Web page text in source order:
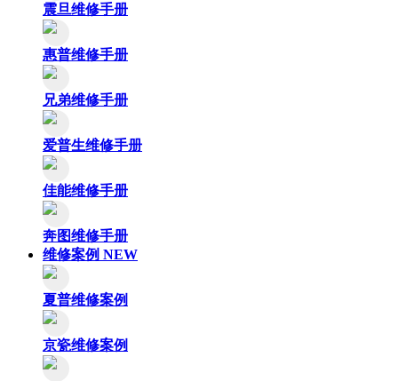
震旦维修手册
惠普维修手册
兄弟维修手册
爱普生维修手册
佳能维修手册
奔图维修手册
维修案例 NEW
夏普维修案例
京瓷维修案例